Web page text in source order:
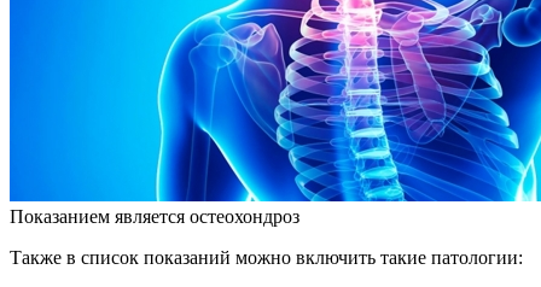
Показанием является остеохондроз
Также в список показаний можно включить такие патологии: